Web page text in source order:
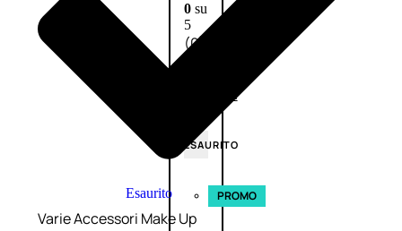
0su
5
(0)
€
ESAURITO
Esaurito PROMO
Varie Accessori Make Up